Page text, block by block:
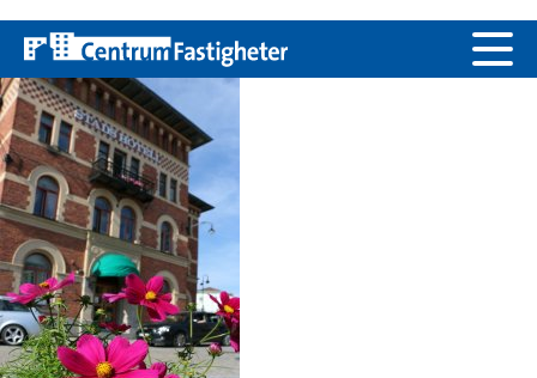
content
Våra fastigheter
För hyresgäster
Om Centrum Fastigheter
Vår personal
Riddaren.6